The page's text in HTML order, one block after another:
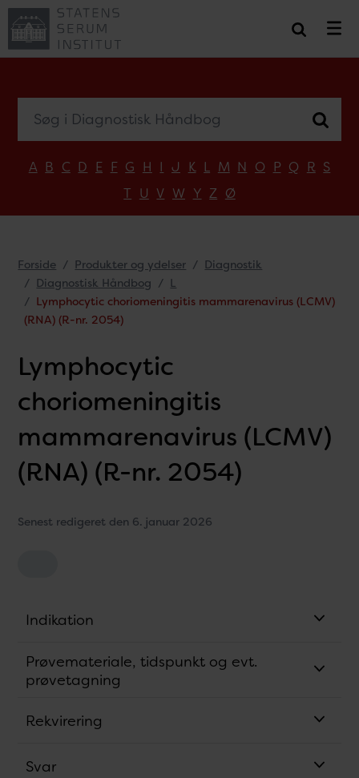
A B C D E F G H I J K L M N O P Q R S
T U V W Y Z Ø
Forside Produkter og ydelser
Diagnostik
Diagnostisk Håndbog
L
Lymphocytic choriomeningitis mammarenavirus (LCMV)
(RNA) (R-nr. 2054)
Lymphocytic
choriomeningitis
mammarenavirus (LCMV)
(RNA) (R-nr. 2054)
Senest redigeret den 6. januar 2026
Indikation
Prøvemateriale, tidspunkt og evt.
prøvetagning
Rekvirering
Svar